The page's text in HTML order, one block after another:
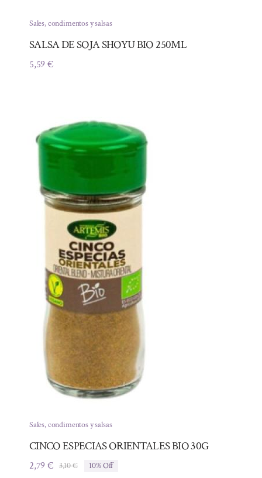
Sales, condimentos y salsas
SALSA DE SOJA SHOYU BIO 250ML
5,59€
Sales, condimentos y salsas
CINCO ESPECIAS ORIENTALES BIO 30G
3,10€El
2,79€
El
10% Off